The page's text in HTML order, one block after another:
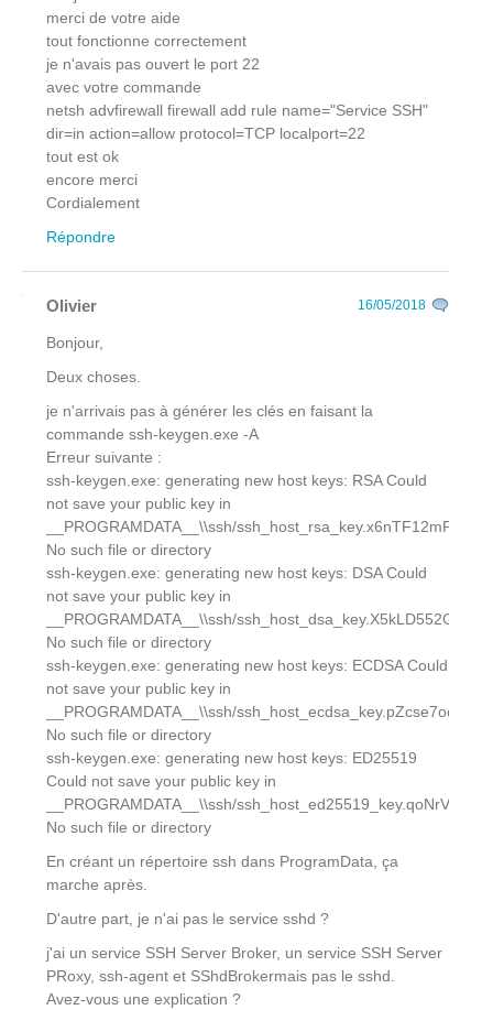
merci de votre aide
tout fonctionne correctement
je n'avais pas ouvert le port 22
avec votre commande
netsh advfirewall firewall add rule name="Service SSH"
dir=in action=allow protocol=TCP localport=22
tout est ok
encore merci
Cordialement
Répondre
Olivier 16/05/2018
Bonjour,
Deux choses.
je n'arrivais pas à générer les clés en faisant la
commande ssh-keygen.exe -A
Erreur suivante :
ssh-keygen.exe: generating new host keys: RSA Could
not save your public key in
__PROGRAMDATA__\\ssh/ssh_host_rsa_key.x6nTF12mPR:
No such file or directory
ssh-keygen.exe: generating new host keys: DSA Could
not save your public key in
__PROGRAMDATA__\\ssh/ssh_host_dsa_key.X5kLD552GA:
No such file or directory
ssh-keygen.exe: generating new host keys: ECDSA Could
not save your public key in
__PROGRAMDATA__\\ssh/ssh_host_ecdsa_key.pZcse7oqcM:
No such file or directory
ssh-keygen.exe: generating new host keys: ED25519
Could not save your public key in
__PROGRAMDATA__\\ssh/
No such file or directory
En créant un répertoire ssh dans ProgramData, ça
marche après.
D'autre part, je n'ai pas le service sshd ?
j'ai un service SSH Server Broker, un service SSH Server
PRoxy, ssh-agent et SShdBrokermais pas le sshd.
Avez-vous une explication ?